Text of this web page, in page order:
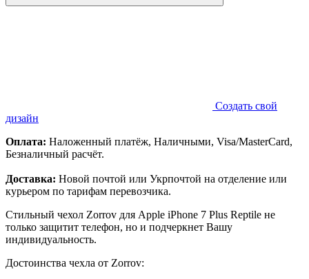
Создать свой
дизайн
Оплата: Наложенный платёж, Наличными, Visa/MasterCard,
Безналичный расчёт.
Доставка: Новой почтой или Укрпочтой на отделение или
курьером по тарифам перевозчика.
Стильный чехол Zorrov для Apple iPhone 7 Plus Reptile не
только защитит телефон, но и подчеркнет Вашу
индивидуальность.
Достоинства чехла от Zorrov: